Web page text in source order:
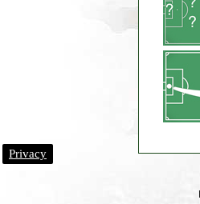
Privacy